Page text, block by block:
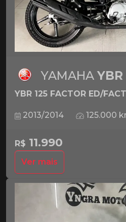
YAMAHA YBR
YBR 125 FACTOR ED/
2013/2014 125.000
R$ 11.990
Ver mais